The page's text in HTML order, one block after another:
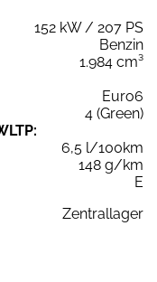
152 kW / 207 PS
Benzin
1.984 cm³
Euro6
4 (Green)
6,5 l/100km
148 g/km
E
Zentrallager